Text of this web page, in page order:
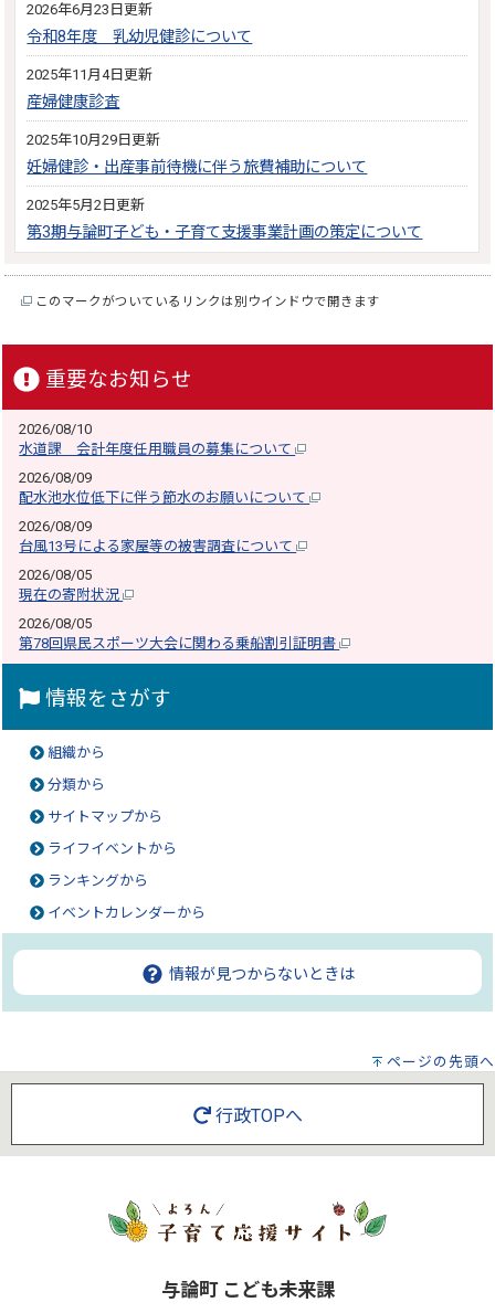
2026年6月23日更新
令和8年度 乳幼児健診について
2025年11月4日更新
産婦健康診査
2025年10月29日更新
妊婦健診・出産事前待機に伴う旅費補助について
2025年5月2日更新
第3期与論町子ども・子育て支援事業計画の策定について
このマークがついているリンクは別ウインドウで開きます
重要なお知らせ
2026/08/10
水道課 会計年度任用職員の募集について
2026/08/09
配水池水位低下に伴う節水のお願いについて
2026/08/09
台風13号による家屋等の被害調査について
2026/08/05
現在の寄附状況
2026/08/05
第78回県民スポーツ大会に関わる乗船割引証明書
情報をさがす
組織から
分類から
サイトマップから
ライフイベントから
ランキングから
イベントカレンダーから
情報が見つからないときは
ページの先頭へ
行政TOPへ
与論町 こども未来課